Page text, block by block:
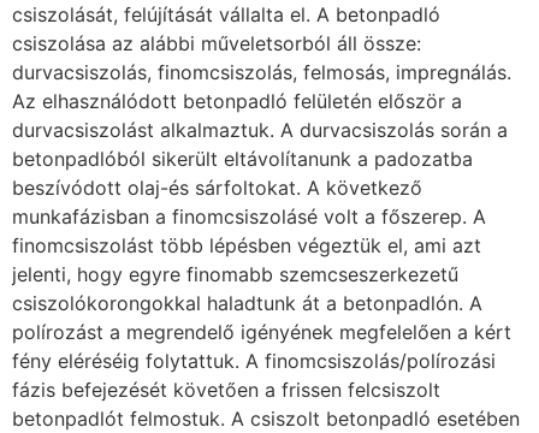
csiszolását, felújítását vállalta el. A betonpadló
csiszolása az alábbi műveletsorból áll össze:
durvacsiszolás, finomcsiszolás, felmosás, impregnálás.
Az elhasználódott betonpadló felületén először a
durvacsiszolást alkalmaztuk. A durvacsiszolás során a
betonpadlóból sikerült eltávolítanunk a padozatba
beszívódott olaj-és sárfoltokat. A következő
munkafázisban a finomcsiszolásé volt a főszerep. A
finomcsiszolást több lépésben végeztük el, ami azt
jelenti, hogy egyre finomabb szemcseszerkezetű
csiszolókorongokkal haladtunk át a betonpadlón. A
polírozást a megrendelő igényének megfelelően a kért
fény eléréséig folytattuk. A finomcsiszolás/polírozási
fázis befejezését követően a frissen felcsiszolt
betonpadlót felmostuk. A csiszolt betonpadló esetében